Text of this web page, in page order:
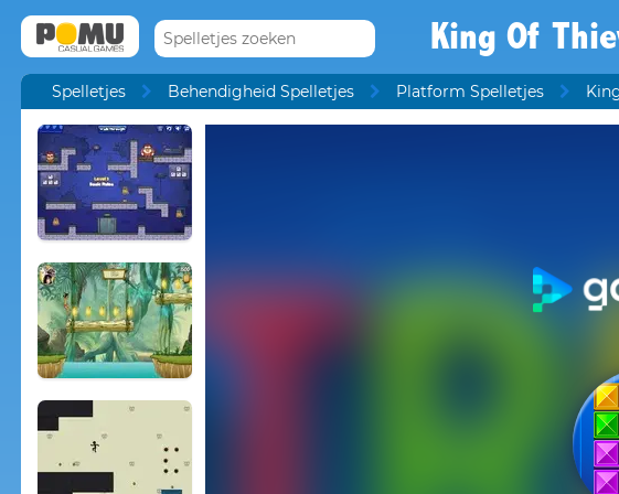
King Of
Spelletjes Behendigheid Spelletjes Platform Spelletjes